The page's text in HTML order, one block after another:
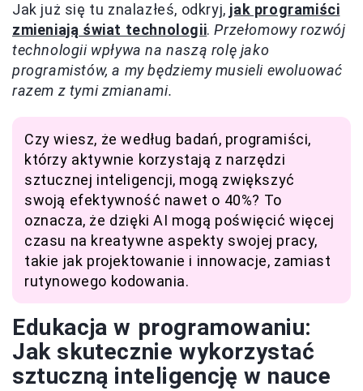
Jak już się tu znalazłeś, odkryj, jak programiści
zmieniają świat technologii.Przełomowy rozwój
technologii wpływa na naszą rolę jako
programistów, a my będziemy musieli ewoluować
razem z tymi zmianami.
Czy wiesz, że według badań, programiści,
którzy aktywnie korzystają z narzędzi
sztucznej inteligencji, mogą zwiększyć
swoją efektywność nawet o 40%? To
oznacza, że dzięki AI mogą poświęcić więcej
czasu na kreatywne aspekty swojej pracy,
takie jak projektowanie i innowacje, zamiast
rutynowego kodowania.
Edukacja w programowaniu:
Jak skutecznie wykorzystać
sztuczną inteligencję w nauce